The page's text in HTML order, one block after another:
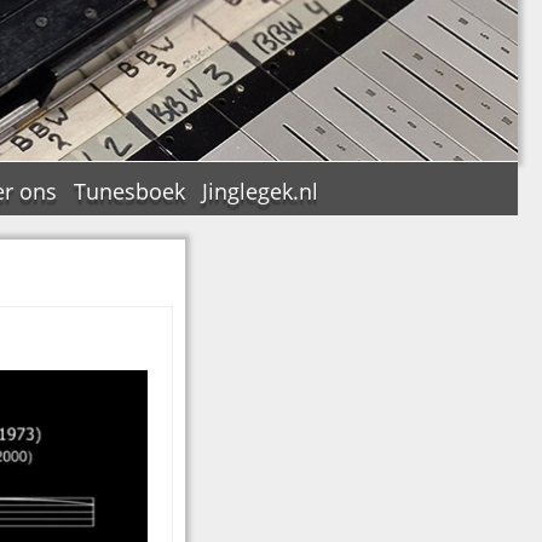
ons Tunesboek Jinglegek.nl